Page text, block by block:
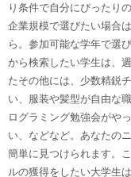
り条件で自分にぴったり
企業規模で選びたい場合
ら。参加可能な学年で選
から検索したい学生は、
たその他には、少数精鋭
い、服装や髪型が自由な
ログラミング勉強会がや
い、などなど。あなたの
簡単に見つけられます。
ルの獲得をしたい大学生